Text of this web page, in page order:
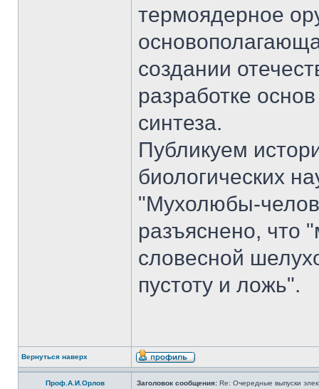
термоядерное
создании
разработке
синтеза.
Публикуем
биологических
"Мухолюбы-
разъяснено, что
словесной
пустоту и ложь".
Вернуться наверх
Проф.А.И.Орлов Заголовок сообщения: Re: Очередные выпуски